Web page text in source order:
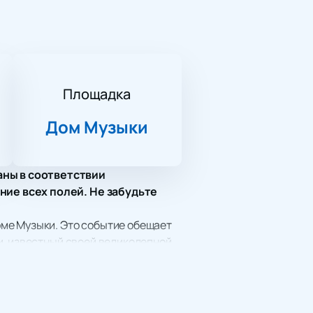
Площадка
Дом Музыки
в соответствии
всех полей. Не забудьте
Музыки. Это событие обещает
известный своей великолепной